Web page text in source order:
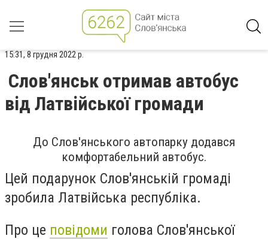
15:31, 8 грудня 2022 р.
Слов'янськ отримав автобус
від Латвійської громади
До Слов'янського автопарку додався
комфортабельний автобус.
Цей подарунок Слов'янській громаді
зробила Латвійська республіка.
Про це повідоми голова Слов'янської